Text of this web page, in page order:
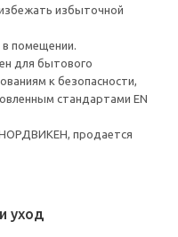
избыточной
помещении.
для бытового
к безопасности,
стандартами EN
продается
уход